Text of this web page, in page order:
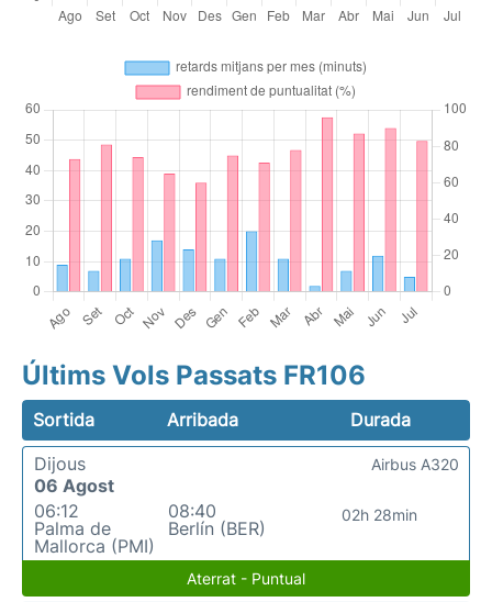
Últims Vols Passats FR106
Sortida Arribada
Durada
Dijous
06 Agost
06:12
Palma de
Mallorca (PMI)
08:40
Berlín (BER)
02h 28min
Airbus A320
Aterrat - Puntual